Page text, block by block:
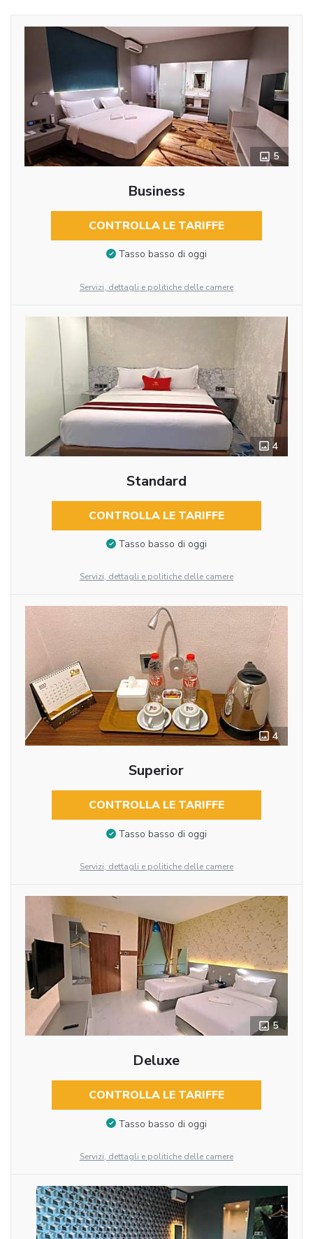
5
Business
CONTROLLA LE TARIFFE
Tasso basso di oggi
Servizi, dettagli e politiche delle camere
4
Standard
CONTROLLA LE TARIFFE
Tasso basso di oggi
Servizi, dettagli e politiche delle camere
4
Superior
CONTROLLA LE TARIFFE
Tasso basso di oggi
Servizi, dettagli e politiche delle camere
5
Deluxe
CONTROLLA LE TARIFFE
Tasso basso di oggi
Servizi, dettagli e politiche delle camere